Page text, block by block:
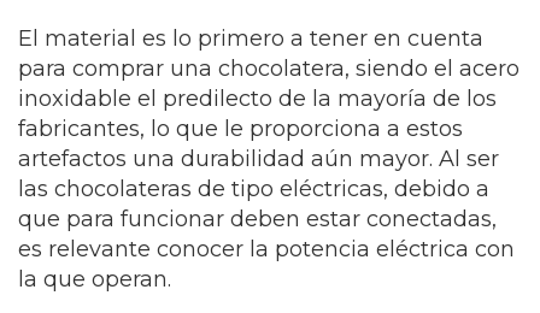
El material es lo primero a tener en cuenta
para comprar una chocolatera, siendo el acero
inoxidable el predilecto de la mayoría de los
fabricantes, lo que le proporciona a estos
artefactos una durabilidad aún mayor. Al ser
las chocolateras de tipo eléctricas, debido a
que para funcionar deben estar conectadas,
es relevante conocer la potencia eléctrica con
la que operan.